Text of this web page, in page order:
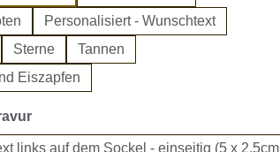
Personalisiert - Wunschtext
Sterne
Tannen
Eiszapfen
auswählen
links auf dem Sockel - einseitig (5 x